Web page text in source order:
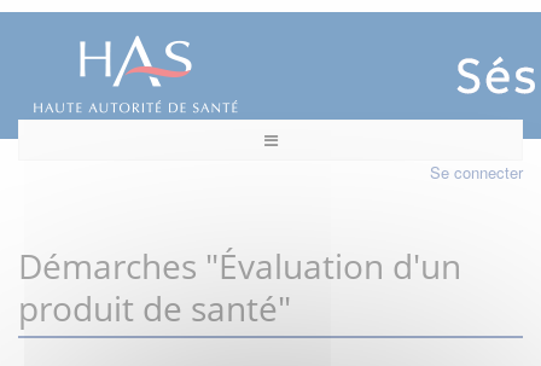
Se connecter
Démarches "Évaluation d'un
produit de santé"